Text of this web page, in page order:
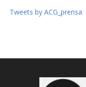
Tweets by ACG_prensa